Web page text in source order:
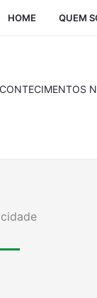
HOME QUEM